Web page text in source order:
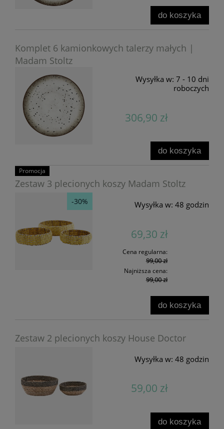
do koszyka
Komplet 6 kamionkowych talerzy małych |
Madam Stoltz
Wysyłka w: 7 - 10 dni
roboczych
306,90 zł
do koszyka
Zestaw 3 plecionych koszy Madam Stoltz
-30% Wysyłka w: 48 godzin
69,30 zł
Cena regularna:
99,00 zł
Najniższa cena:
99,00 zł
do koszyka
Promocja
Zestaw 2 plecionych koszy House Doctor
Wysyłka w: 48 godzin
59,00 zł
do koszyka